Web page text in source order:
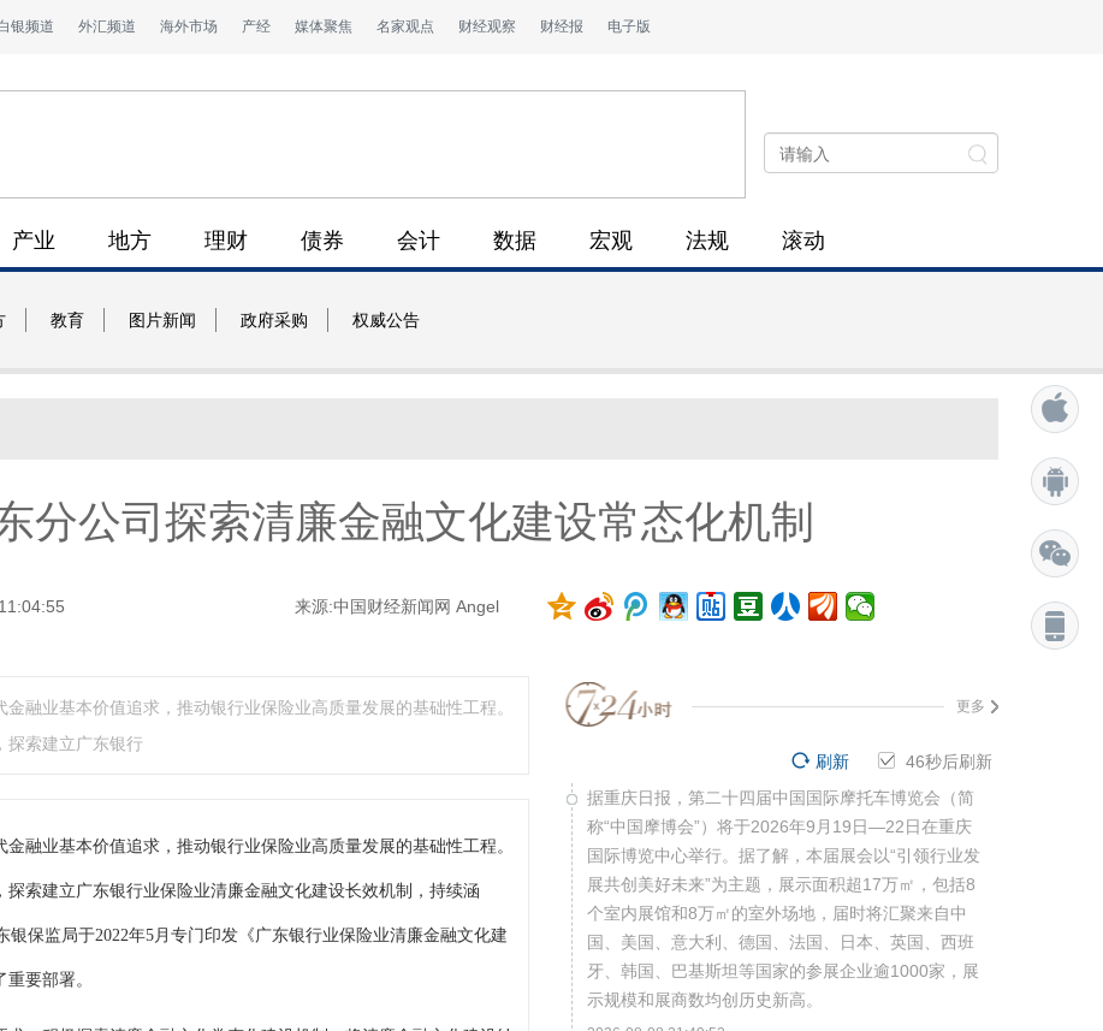
银频道 外汇频道 海外市场 产经 媒体聚焦 名家观点 财经观察 财经报 电子版
产业 地方 理财 债券 会计 数据 宏观 法规 滚动
教育 图片新闻 政府采购 权威公告
分公司探索清廉金融文化建设常态化机制
来源:中国财经新闻网 Angel
融业基本价值追求，推动银行业保险业高质量发展的基础性工程。
探索建立广东银行
融业基本价值追求，推动银行业保险业高质量发展的基础性工程。
索建立广东银行业保险业清廉金融文化建设长效机制，持续涵
保监局于2022年5月专门印发《广东银行业保险业清廉金融文化建
要部署。
更多
45秒后刷新
刷新
据重庆日报，第二十四届中国国际摩托车博览会（简
称“中国摩博会”）将于2026年9月19日—22日在重庆
国际博览中心举行。据了解，本届展会以“引领行业发
展共创美好未来”为主题，展示面积超17万㎡，包括8
个室内展馆和8万㎡的室外场地，届时将汇聚来自中
国、美国、意大利、德国、法国、日本、英国、西班
牙、韩国、巴基斯坦等国家的参展企业逾1000家，展
示规模和展商数均创历史新高。